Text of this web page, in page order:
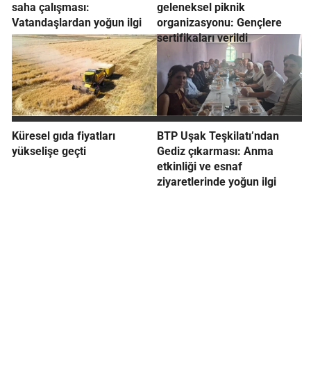
saha çalışması:
Vatandaşlardan yoğun ilgi
geleneksel piknik
organizasyonu: Gençlere
sertifikaları verildi
Küresel gıda fiyatları
yükselişe geçti
BTP Uşak Teşkilatı’ndan
Gediz çıkarması: Anma
etkinliği ve esnaf
ziyaretlerinde yoğun ilgi